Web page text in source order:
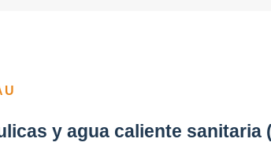
y agua caliente sanitaria